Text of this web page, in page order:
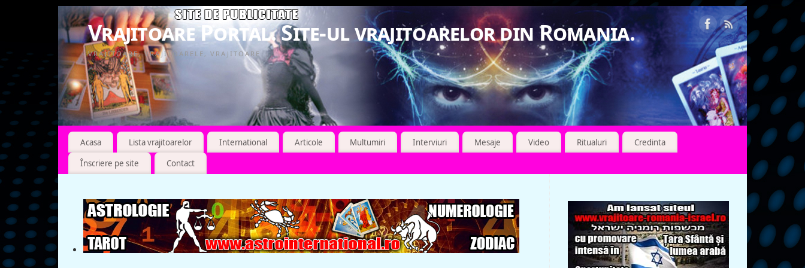
Vrajitoare Portal. Site-ul vrajitoarelor din Romania.
VRAJITOARE, VRAJITOARELE, VRAJITOARE
Acasa Lista vrajitoarelor International Articole Multumiri Interviuri Mesaje Video Ritualuri
Credinta
Înscriere pe site
Contact